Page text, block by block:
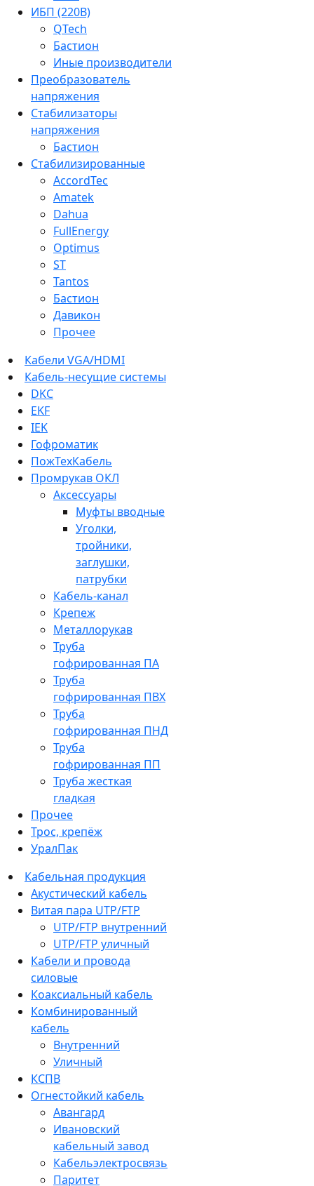
ИБП (220В)
QTech
Бастион
Иные производители
Преобразователь
напряжения
Стабилизаторы
напряжения
Бастион
Стабилизированные
AccordTec
Amatek
Dahua
FullEnergy
Optimus
ST
Tantos
Бастион
Давикон
Прочее
Кабели VGA/HDMI
Кабель-несущие системы
DKC
EKF
IEK
Гофроматик
ПожТехКабель
Промрукав ОКЛ
Аксессуары
Муфты вводные
Уголки,
тройники,
заглушки,
патрубки
Кабель-канал
Крепеж
Металлорукав
Труба
гофрированная ПА
Труба
гофрированная ПВХ
Труба
гофрированная ПНД
Труба
гофрированная ПП
Труба жесткая
гладкая
Прочее
Трос, крепёж
УралПак
Кабельная продукция
Акустический кабель
Витая пара UTP/FTP
UTP/FTP внутренний
UTP/FTP уличный
Кабели и провода
силовые
Коаксиальный кабель
Комбинированный
кабель
Внутренний
Уличный
КСПВ
Огнестойкий кабель
Авангард
Ивановский
кабельный завод
Кабельэлектросвязь
Паритет